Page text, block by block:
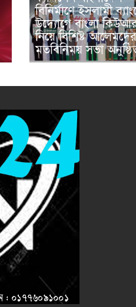
বিনির্মাণে ইসলামী
উদ্যোগে বাংলা
নিয়ে বিশিষ্ট
মতবিনিময় সভা